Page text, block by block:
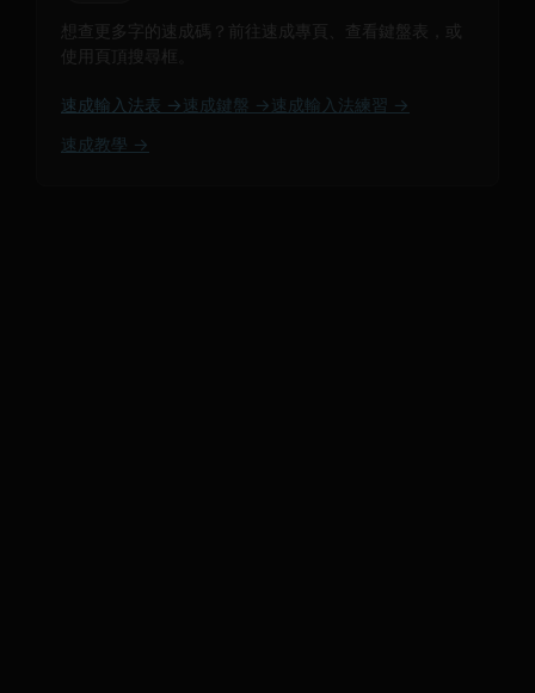
想查更多字的速成碼？前往速成專頁、查看鍵盤表，或
使用頁頂搜尋框。
速成輸入法表 → 速成鍵盤 → 速成輸入法練習 →
速成教學 →